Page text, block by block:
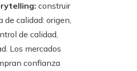
construir
de calidad: origen,
de calidad,
Los mercados
confianza